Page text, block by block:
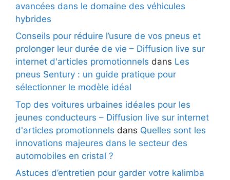
avancées dans le domaine des véhicules
hybrides
Conseils pour réduire l’usure de vos pneus et
prolonger leur durée de vie – Diffusion live sur
internet d'articles promotionnels dans Les
pneus Sentury : un guide pratique pour
sélectionner le modèle idéal
Top des voitures urbaines idéales pour les
jeunes conducteurs – Diffusion live sur internet
d'articles promotionnels dans Quelles sont les
innovations majeures dans le secteur des
automobiles en cristal ?
Astuces d’entretien pour garder votre kalimba